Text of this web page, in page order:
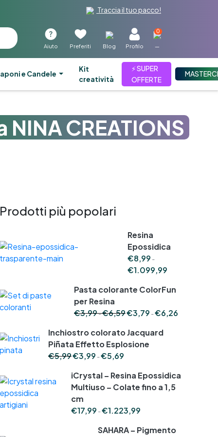
Traccia il tuo pacco!
Aiuto Preferiti Blog Profilo
0
—
e Candele
kit
creatività
⚡ SUPER
OFFERTE
NINA CREATIONS
Prodotti più popolari
Resina
Epossidica
€8,99 -
€1.099,99Fascia
prezzo:
a
Pasta colorante ColorFun
per Resina
€3,99-€6,59Fascia
prezzo:
€3,99
€3,79 -€6,26Fascia
Inchiostro colorato Jacquard
Piñata Effetto Esplosione
€5,99€3,99 -€5,69
prezzo:
€3,99
€5,69
iCrystal – Resina Epossidica
Multiuso – Colate fino a 1,5
cm
€17,99 -€1.223,99Fascia
prezzo:
SAHARA – Pigmento